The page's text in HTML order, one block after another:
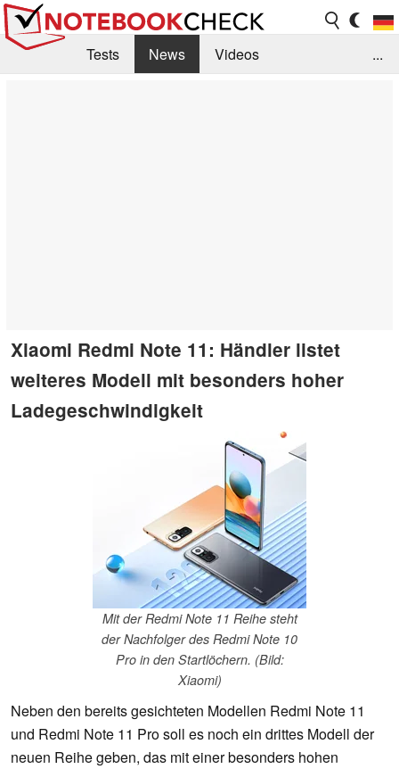
Tests News
Videos
...
Xiaomi Redmi Note 11: Händler listet
weiteres Modell mit besonders hoher
Ladegeschwindigkeit
Mit der Redmi Note 11 Reihe steht
der Nachfolger des Redmi Note 10
Pro in den Startlöchern. (Bild:
Xiaomi)
Neben den bereits gesichteten Modellen Redmi Note 11
und Redmi Note 11 Pro soll es noch ein drittes Modell der
neuen Reihe geben, das mit einer besonders hohen